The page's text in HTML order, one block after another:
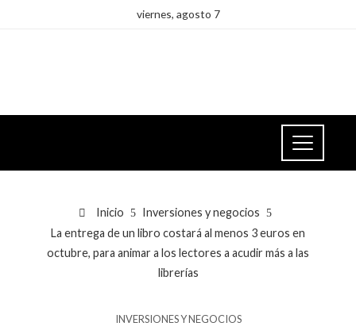
viernes, agosto 7
Inicio
Inversiones y negocios
La entrega de un libro costará al menos 3 euros en
octubre, para animar a los lectores a acudir más a las
librerías
INVERSIONES Y NEGOCIOS